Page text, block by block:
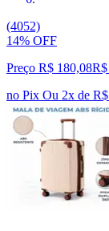
(4052)
14% OFF
Preço R$ 180,08R$
no Pix Ou 2x de